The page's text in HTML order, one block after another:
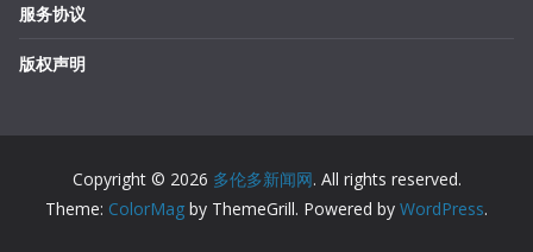
服务协议
版权声明
Copyright © 2026 多伦多新闻网. All rights reserved.
Theme: ColorMag by ThemeGrill. Powered by WordPress.